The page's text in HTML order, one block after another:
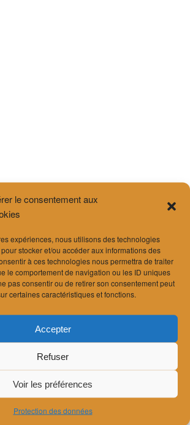
le consentement aux
expériences, nous utilisons des technologies
stocker et/ou accéder aux informations des
à ces technologies nous permettra de traiter
le comportement de navigation ou les ID uniques
pas consentir ou de retirer son consentement peut
certaines caractéristiques et fonctions.
Accepter
Refuser
Voir les préférences
Protection des données